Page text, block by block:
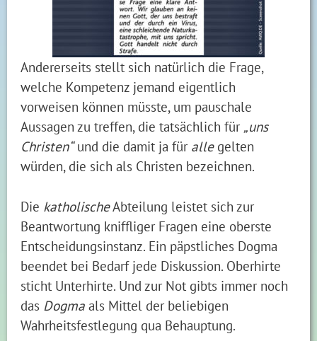
Andererseits stellt sich natürlich die Frage,
welche Kompetenz jemand eigentlich
vorweisen können müsste, um pauschale
Aussagen zu treffen, die tatsächlich für „uns
Christen“und die damit ja für allegelten
würden, die sich als Christen bezeichnen.
Die katholischeAbteilung leistet sich zur
Beantwortung kniffliger Fragen eine oberste
Entscheidungsinstanz. Ein päpstliches Dogma
beendet bei Bedarf jede Diskussion. Oberhirte
sticht Unterhirte. Und zur Not gibts immer noch
das Dogma als Mittel der beliebigen
Wahrheitsfestlegung qua Behauptung.